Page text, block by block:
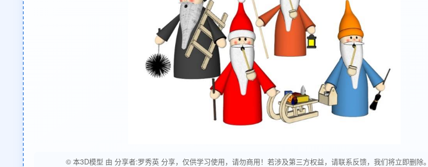
© 本3D模型 由 分享者:罗秀英 分享，仅供学习使用，请勿商用！若涉及第三方权益，请联系反馈，我们将立即删除。